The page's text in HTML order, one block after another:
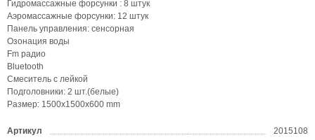
Гидромассажные форсунки : 8 штук
Аэромассажные форсунки: 12 штук
Панель управления: сенсорная
Озонация воды
Fm радио
Bluetooth
Смеситель с лейкой
Подголовники: 2 шт.(белые)
Размер: 1500х1500х600 mm
Артикул 2015108